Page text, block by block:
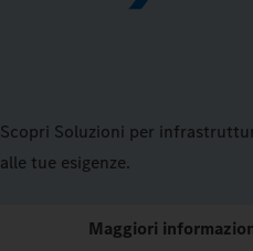
Scopri Soluzioni per
alle tue esigenze.
Maggiori